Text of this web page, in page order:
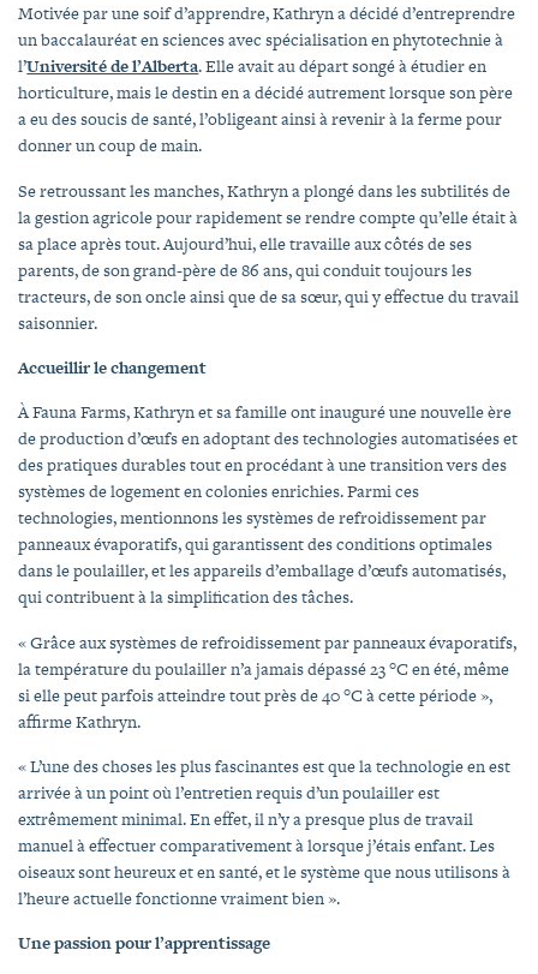
Motivée par une soif d’apprendre, Kathryn a décidé d’entreprendre
un baccalauréat en sciences avec spécialisation en phytotechnie à
l’Université de l’Alberta. Elle avait au départ songé à étudier en
horticulture, mais le destin en a décidé autrement lorsque son père
a eu des soucis de santé, l’obligeant ainsi à revenir à la ferme pour
donner un coup de main.
Se retroussant les manches, Kathryn a plongé dans les subtilités de
la gestion agricole pour rapidement se rendre compte qu’elle était à
sa place après tout. Aujourd’hui, elle travaille aux côtés de ses
parents, de son grand-père de 86 ans, qui conduit toujours les
tracteurs, de son oncle ainsi que de sa sœur, qui y effectue du travail
saisonnier.
Accueillir le changement
À Fauna Farms, Kathryn et sa famille ont inauguré une nouvelle ère
de production d’œufs en adoptant des technologies automatisées et
des pratiques durables tout en procédant à une transition vers des
systèmes de logement en colonies enrichies. Parmi ces
technologies, mentionnons les systèmes de refroidissement par
panneaux évaporatifs, qui garantissent des conditions optimales
dans le poulailler, et les appareils d’emballage d’œufs automatisés,
qui contribuent à la simplification des tâches.
« Grâce aux systèmes de refroidissement par panneaux évaporatifs,
la température du poulailler n’a jamais dépassé 23 °C en été, même
si elle peut parfois atteindre tout près de 40 °C à cette période »,
affirme Kathryn.
« L’une des choses les plus fascinantes est que la technologie en est
arrivée à un point où l’entretien requis d’un poulailler est
extrêmement minimal. En effet, il n’y a presque plus de travail
manuel à effectuer comparativement à lorsque j’étais enfant. Les
oiseaux sont heureux et en santé, et le système que nous utilisons à
l’heure actuelle fonctionne vraiment bien ».
Une passion pour l’apprentissage